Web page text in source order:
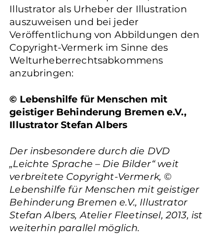
Illustrator als Urheber der Illustration
auszuweisen und bei jeder
Veröffentlichung von Abbildungen den
Copyright-Vermerk im Sinne des
Welturheberrechtsabkommens
anzubringen:
© Lebenshilfe für Menschen mit
geistiger Behinderung Bremen e.V.,
Illustrator Stefan Albers
Der insbesondere durch die DVD
„Leichte Sprache – Die Bilder“ weit
verbreitete Copyright-Vermerk, ©
Lebenshilfe für Menschen mit geistiger
Behinderung Bremen e.V., Illustrator
Stefan Albers, Atelier Fleetinsel, 2013, ist
weiterhin parallel möglich.